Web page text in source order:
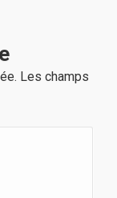
Les champs